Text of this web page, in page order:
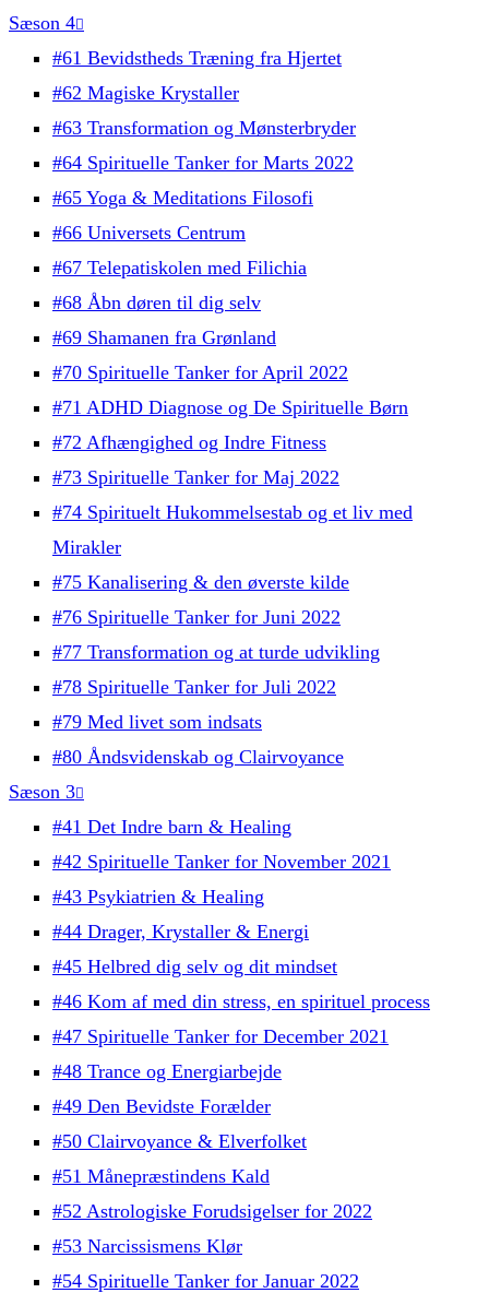
Sæson 4
#61 Bevidstheds Træning fra Hjertet
#62 Magiske Krystaller
#63 Transformation og Mønsterbryder
#64 Spirituelle Tanker for Marts 2022
#65 Yoga & Meditations Filosofi
#66 Universets Centrum
#67 Telepatiskolen med Filichia
#68 Åbn døren til dig selv
#69 Shamanen fra Grønland
#70 Spirituelle Tanker for April 2022
#71 ADHD Diagnose og De Spirituelle Børn
#72 Afhængighed og Indre Fitness
#73 Spirituelle Tanker for Maj 2022
#74 Spirituelt Hukommelsestab og et liv med
Mirakler
#75 Kanalisering & den øverste kilde
#76 Spirituelle Tanker for Juni 2022
#77 Transformation og at turde udvikling
#78 Spirituelle Tanker for Juli 2022
#79 Med livet som indsats
#80 Åndsvidenskab og Clairvoyance
Sæson 3
#41 Det Indre barn & Healing
#42 Spirituelle Tanker for November 2021
#43 Psykiatrien & Healing
#44 Drager, Krystaller & Energi
#45 Helbred dig selv og dit mindset
#46 Kom af med din stress, en spirituel process
#47 Spirituelle Tanker for December 2021
#48 Trance og Energiarbejde
#49 Den Bevidste Forælder
#50 Clairvoyance & Elverfolket
#51 Månepræstindens Kald
#52 Astrologiske Forudsigelser for 2022
#53 Narcissismens Klør
#54 Spirituelle Tanker for Januar 2022